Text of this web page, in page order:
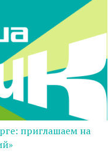
приглашаем на